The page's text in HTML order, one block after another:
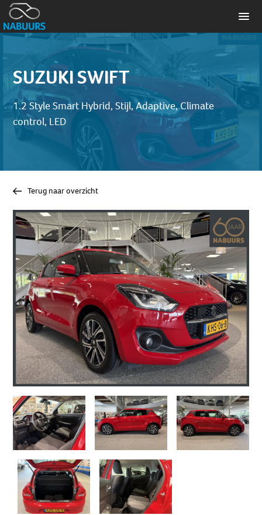
SUZUKI SWIFT
1.2 Style Smart Hybrid, Stijl, Adaptive, Climate
control, LED
Terug naar overzicht